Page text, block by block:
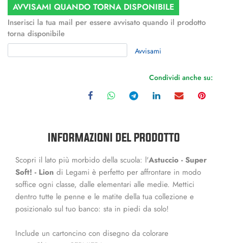
AVVISAMI QUANDO TORNA DISPONIBILE
Inserisci la tua mail per essere avvisato quando il prodotto
torna disponibile
Avvisami
Condividi anche su:
INFORMAZIONI DEL PRODOTTO
Scopri il lato più morbido della scuola: l'Astuccio - Super
Soft! - Lion di Legami è perfetto per affrontare in modo
soffice ogni classe, dalle elementari alle medie. Mettici
dentro tutte le penne e le matite della tua collezione e
posizionalo sul tuo banco: sta in piedi da solo!
Include un cartoncino con disegno da colorare